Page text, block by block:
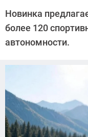
Довлатова
Новинка
более 120
автономности.